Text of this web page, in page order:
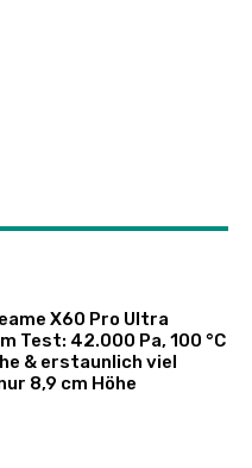
X60 Pro Ultra
Test: 42.000 Pa, 100 °C
& erstaunlich viel
8,9 cm Höhe